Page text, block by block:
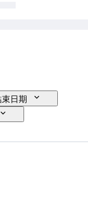
束日期